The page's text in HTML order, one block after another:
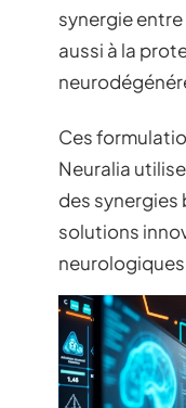
synergie
aussi à la
Ces
Neuralia
des
solutions